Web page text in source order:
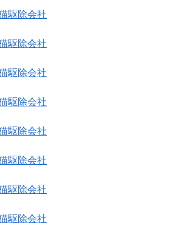
駆除会社
駆除会社
駆除会社
駆除会社
駆除会社
駆除会社
駆除会社
駆除会社